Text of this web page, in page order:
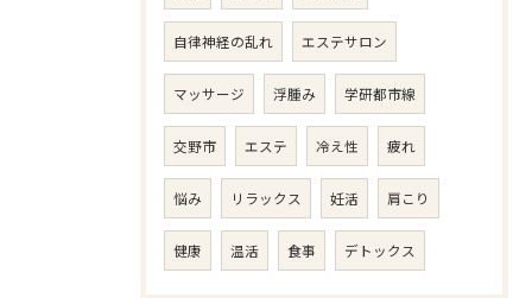
自律神経の乱れ エステサロン
マッサージ 浮腫み 学研都市線
交野市 エステ 冷え性 疲れ
悩み リラックス 妊活 肩こり
健康 温活 食事 デトックス